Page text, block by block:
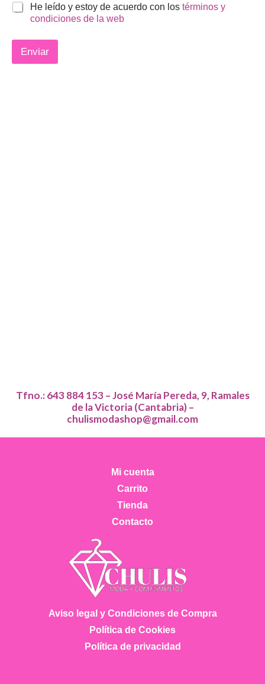
* He leído y estoy de acuerdo con los términos y
condiciones de la web
Enviar
Tfno.: 643 884 153 – José María Pereda, 9, Ramales
de la Victoria (Cantabria) –
chulismodashop@gmail.com
Mi cuenta
Carrito
Tienda
Contacto
Aviso legal y Condiciones de Compra
Política de Cookies
Política de privacidad